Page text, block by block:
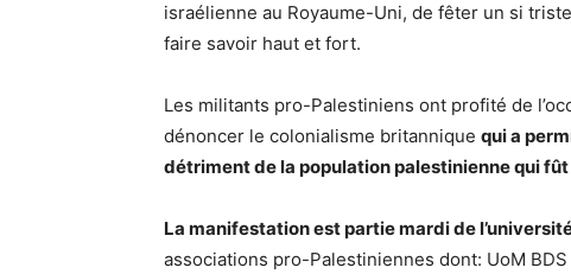
israélienne au Royaume-Uni, de fêter un si
faire savoir haut et fort.
Les militants pro-Palestiniens ont profité de
dénoncer le colonialisme britannique qui a
détriment de la population palestinienne qui
La manifestation est partie mardi de
associations pro-Palestiniennes dont: UoM